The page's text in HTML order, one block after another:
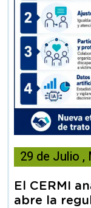
noticia
Articulo
29 de Julio ,
El CERMI
abre la